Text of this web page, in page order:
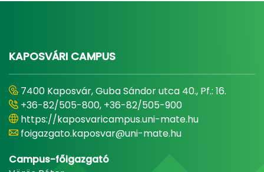
KAPOSVÁRI CAMPUS
7400 Kaposvár, Guba Sándor utca 40., Pf.: 16.
+36-82/505-800, +36-82/505-900
https://kaposvaricampus.uni-mate.hu
foigazgato.kaposvar@uni-mate.hu
Campus-főigazgató